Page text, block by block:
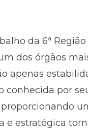
da 6ª
dos órgãos
apenas
por
estratégica